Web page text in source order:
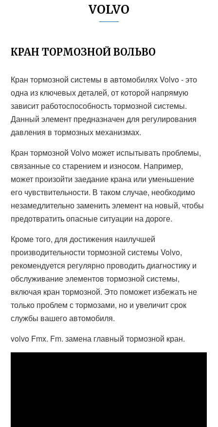
VOLVO
КРАН ТОРМОЗНОЙ ВОЛЬВО
Кран тормозной системы в автомобилях Volvo - это
одна из ключевых деталей, от которой напрямую
зависит работоспособность тормозной системы.
Данный элемент предназначен для регулирования
давления в тормозных механизмах.
Кран тормозной Volvo может испытывать проблемы,
связанные со старением и износом. Например,
может произойти заедание крана или уменьшение
его чувствительности. В таком случае, необходимо
незамедлительно заменить элемент на новый, чтобы
предотвратить опасные ситуации на дороге.
Кроме того, для достижения наилучшей
производительности тормозной системы Volvo,
рекомендуется регулярно проводить диагностику и
обслуживание элементов тормозной системы,
включая кран тормозной. Это поможет избежать не
только проблем с тормозами, но и увеличит срок
службы вашего автомобиля.
volvo Fmx. Fm. замена главный тормозной кран.